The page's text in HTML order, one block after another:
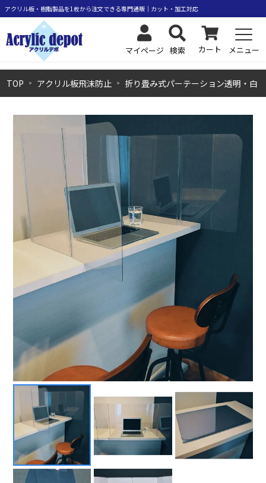
マイページ 検索 カート メニュー
TOP アクリル板飛沫防止 折り畳み式パーテーション透明・白